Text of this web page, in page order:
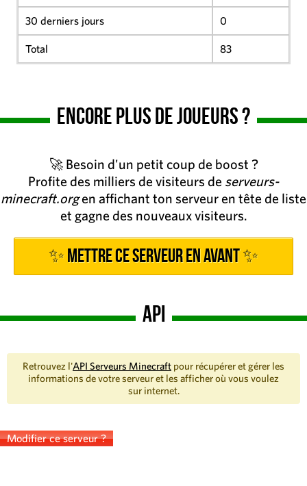
30 derniers jours 0
Total 83
Encore plus de joueurs ?
🚀 Besoin d'un petit coup de boost ?
Profite des milliers de visiteurs de serveurs-
minecraft.orgen affichant ton serveur en tête de liste
et gagne des nouveaux visiteurs.
✨ Mettre ce serveur en avant ✨
API
Retrouvez l'API Serveurs Minecraft pour récupérer et gérer les
informations de votre serveur et les afficher où vous voulez
sur internet.
Modifier ce serveur ?